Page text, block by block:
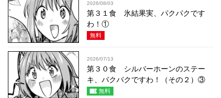
2026/08/03
第３１食 氷結果実、パクパクです
わ！①
無料
2026/07/13
第３０食 シルバーホーンのステー
キ、パクパクですわ！（その２）③
無料